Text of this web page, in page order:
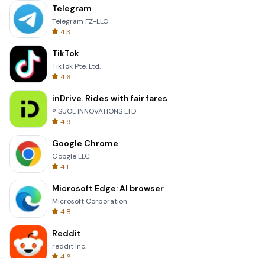
Telegram
Telegram FZ-LLC
4.3
TikTok
TikTok Pte. Ltd.
4.6
inDrive. Rides with fair fares
® SUOL INNOVATIONS LTD
4.9
Google Chrome
Google LLC
4.1
Microsoft Edge: AI browser
Microsoft Corporation
4.8
Reddit
reddit Inc.